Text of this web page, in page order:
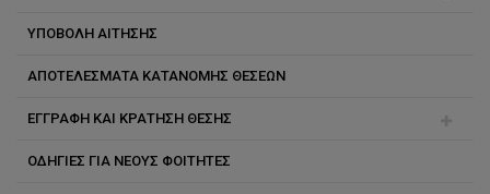
Ξενοδοχειακή και Τουριστική Διεύθυνση
Culinary Arts (Μαγειρικές Τέχνες)-γλώσσα διδασκαλίας
Παγκύπριες Εξετάσεις
Έλληνες υπήκοοι
Θρησκευτικές ομάδες και άλλοι
Ειδικές Κατηγορίες
ΥΠΟΒΟΛΗ ΑΙΤΗΣΗΣ
ΑΠΟΤΕΛΕΣΜΑΤΑ ΚΑΤΑΝΟΜΗΣ ΘΕΣΕΩΝ
EΓΓΡΑΦΗ ΚΑΙ ΚΡΑΤΗΣΗ ΘΕΣΗΣ
Αρχική κατανομή Παγκύπριων Εξετάσεων
ΟΔΗΓΙΕΣ ΓΙΑ ΝΕΟΥΣ ΦΟΙΤΗΤΕΣ